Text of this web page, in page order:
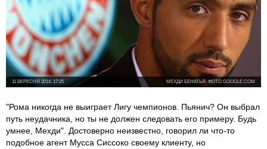
МЕХДИ БЕНАТЬЯ, ФОТО GOOGLE.COM
11 ВЕРЕСНЯ 2014, 17:25
"Рома никогда не выиграет Лигу чемпионов. Пьянич? Он выбрал
путь неудачника, но ты не должен следовать его примеру. Будь
умнее, Мехди". Достоверно неизвестно, говорил ли что-то
подобное агент Мусса Сиссоко своему клиенту, но